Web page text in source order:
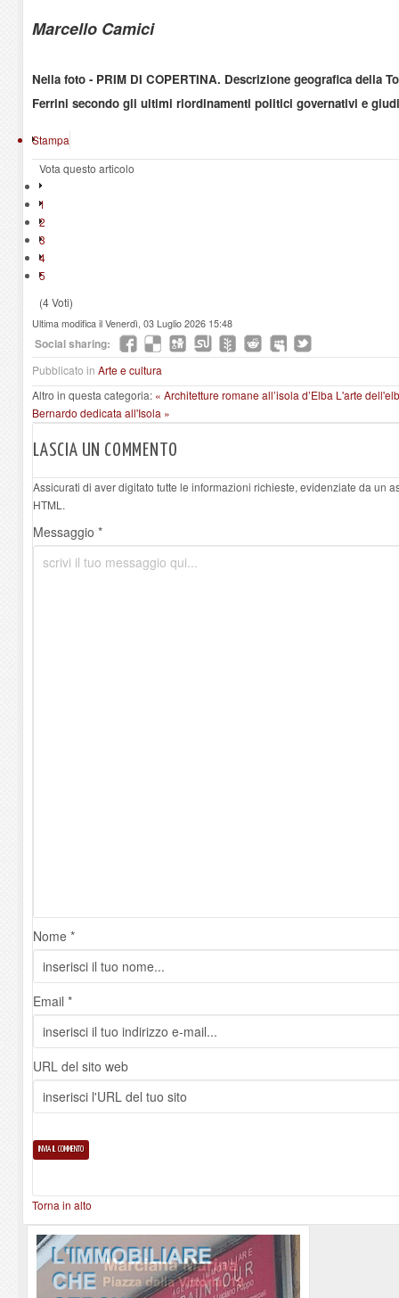
Marcello Camici
Nella foto - PRIM DI COPERTINA. Descrizione geografica della
Ferrini secondo gli ultimi riordinamenti politici governativi e
Stampa
Vota questo articolo
1
2
3
4
5
(4 Voti)
Ultima modifica il Venerdì, 03 Luglio 2026 15:48
Social sharing:
Pubblicato in Arte e cultura
Altro in questa categoria: « Architetture romane all’isola d’Elba L'arte
Bernardo dedicata all'Isola »
LASCIA UN COMMENTO
Assicurati di aver digitato tutte le informazioni richieste, evidenziate da un
HTML.
Messaggio *
Nome *
Email *
URL del sito web
Torna in alto